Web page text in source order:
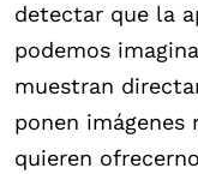
detectar que la
podemos
muestran
ponen imágenes
quieren